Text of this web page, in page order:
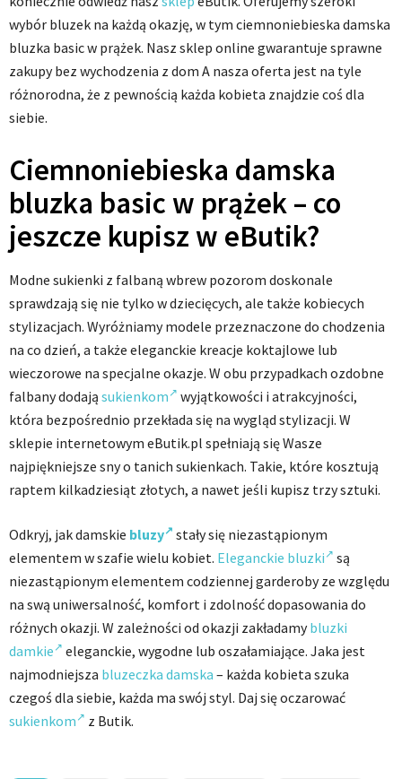
wybór bluzek na każdą okazję, w tym ciemnoniebieska damska
bluzka basic w prążek. Nasz sklep online gwarantuje sprawne
zakupy bez wychodzenia z dom A nasza oferta jest na tyle
różnorodna, że z pewnością każda kobieta znajdzie coś dla
siebie.
Ciemnoniebieska damska
bluzka basic w prążek – co
jeszcze kupisz w eButik?
Modne sukienki z falbaną wbrew pozorom doskonale
sprawdzają się nie tylko w dziecięcych, ale także kobiecych
stylizacjach. Wyróżniamy modele przeznaczone do chodzenia
na co dzień, a także eleganckie kreacje koktajlowe lub
wieczorowe na specjalne okazje. W obu przypadkach ozdobne
falbany dodają sukienkom
wyjątkowości i atrakcyjności,
która bezpośrednio przekłada się na wygląd stylizacji. W
sklepie internetowym eButik.pl spełniają się Wasze
najpiękniejsze sny o tanich sukienkach. Takie, które kosztują
raptem kilkadziesiąt złotych, a nawet jeśli kupisz trzy sztuki.
Odkryj, jak damskie bluzy
stały się niezastąpionym
elementem w szafie wielu kobiet. Eleganckie bluzki
są
niezastąpionym elementem codziennej garderoby ze względu
na swą uniwersalność, komfort i zdolność dopasowania do
różnych okazji. W zależności od okazji zakładamybluzki
damkie
eleganckie, wygodne lub oszałamiające. Jaka jest
najmodniejsza bluzeczka damska – każda kobieta szuka
czegoś dla siebie, każda ma swój styl. Daj się oczarować
sukienkom
z Butik.